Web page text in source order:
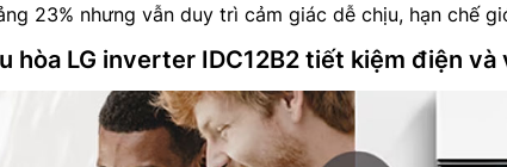
23% nhưng vẫn duy trì cảm giác dễ chịu, hạn chế
hòa LG inverter IDC12B2 tiết kiệm điện và